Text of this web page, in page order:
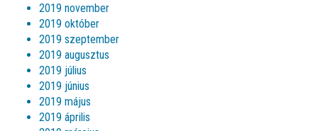
2019 november
2019 október
2019 szeptember
2019 augusztus
2019 július
2019 június
2019 május
2019 április